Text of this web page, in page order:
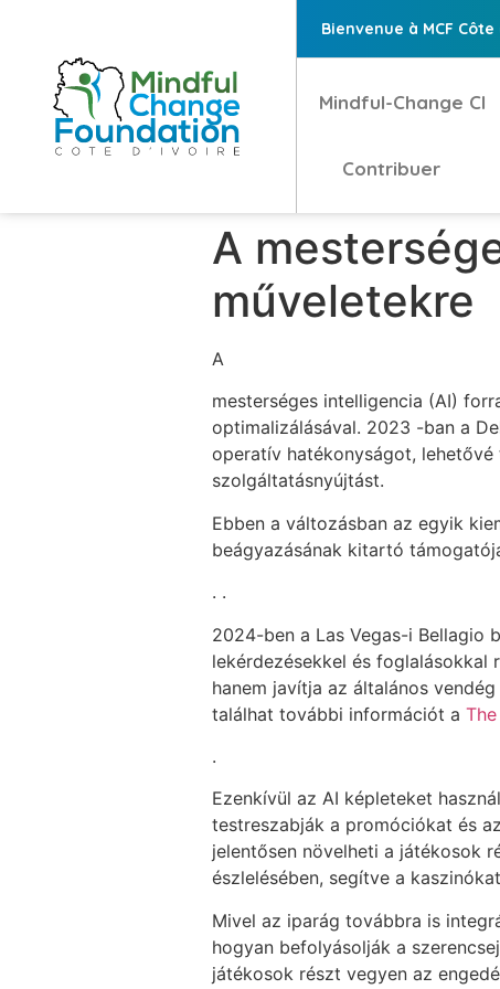
Bienvenue à MCF
Mindful-Change CI
Contribuer
A
műveletekre
A
mesterséges intelligencia (AI)
optimalizálásával. 2023 -ban a
operatív hatékonyságot,
szolgáltatásnyújtást.
Ebben a változásban az egyik
beágyazásának kitartó
. .
2024-ben a Las Vegas-i Bellagio
lekérdezésekkel és foglalásokkal
hanem javítja az általános
találhat további információt a
.
Ezenkívül az AI képleteket
testreszabják a promóciókat és
jelentősen növelheti a játékosok
észlelésében, segítve a
Mivel az iparág továbbra is
hogyan befolyásolják a
játékosok részt vegyen az